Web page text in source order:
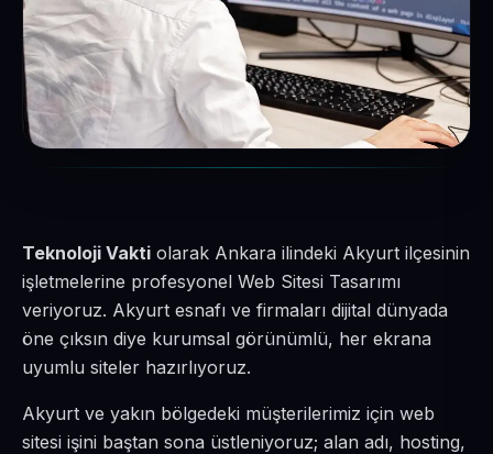
Teknoloji Vakti olarak Ankara ilindeki Akyurt ilçesinin
işletmelerine profesyonel Web Sitesi Tasarımı
veriyoruz. Akyurt esnafı ve firmaları dijital dünyada
öne çıksın diye kurumsal görünümlü, her ekrana
uyumlu siteler hazırlıyoruz.
Akyurt ve yakın bölgedeki müşterilerimiz için web
sitesi işini baştan sona üstleniyoruz; alan adı, hosting,